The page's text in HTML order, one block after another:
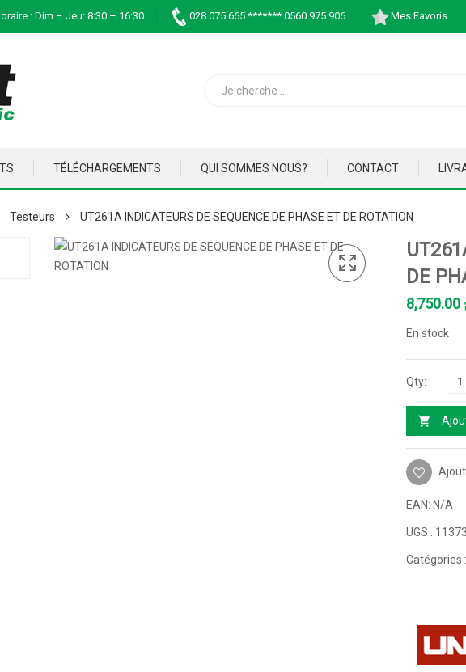
: Dim – Jeu: 8:30 – 16:30 028 075 665 ******* 0560 975 906 Mes Favoris
TÉLÉCHARGEMENTS QUI SOMMES NOUS? CONTACT
Testeurs UT261A INDICATEURS DE SEQUENCE DE PHASE ET DE ROTATION
DE
En stock
EAN: N/A
UGS : 11373
Catégories :